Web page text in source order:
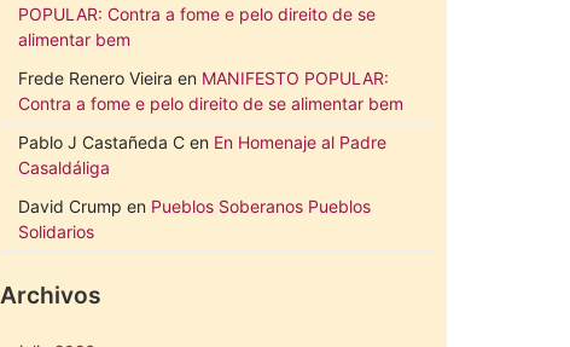
POPULAR: Contra a fome e pelo direito de se
alimentar bem
Frede Renero Vieira en MANIFESTO POPULAR:
Contra a fome e pelo direito de se alimentar bem
Pablo J Castañeda C en En Homenaje al Padre
Casaldáliga
David Crump en Pueblos Soberanos Pueblos
Solidarios
Archivos